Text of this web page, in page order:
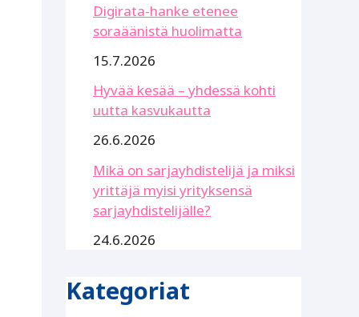
Digirata-hanke etenee
soraäänistä huolimatta
15.7.2026
Hyvää kesää – yhdessä kohti
uutta kasvukautta
26.6.2026
Mikä on sarjayhdistelijä ja miksi
yrittäjä myisi yrityksensä
sarjayhdistelijälle?
24.6.2026
Kategoriat